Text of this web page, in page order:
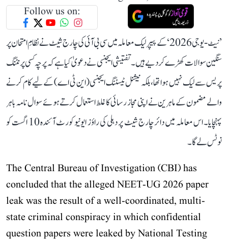
Follow us on:
’نیٹ-یو جی 2026‘ کے پیپر لیک معاملہ میں سی بی آئی کی چارج شیٹ نے نظامِ امتحان پر
سنگین سوالات کھڑے کر دیے ہیں۔ تفتیشی ایجنسی نے دعویٰ کیا ہے کہ پرچہ کسی پرنٹنگ
پریس سے لیک نہیں ہوا تھا، بلکہ نیشنل ٹیسٹنگ ایجنسی (این ٹی اے) کے لیے کام کرنے
والے مضمون کے ماہرین نے اپنی مجاز رسائی کا غلط استعمال کرتے ہوئے سوال نامہ باہر
پہنچایا۔ اس معاملہ میں دائر چارج شیٹ پر دہلی کی راؤز ایونیو کورٹ آئندہ 10 اگست کو
نوٹس لے گا۔
The Central Bureau of Investigation (CBI) has
concluded that the alleged NEET-UG 2026 paper
leak was the result of a well-coordinated, multi-
state criminal conspiracy in which confidential
question papers were leaked by National Testing